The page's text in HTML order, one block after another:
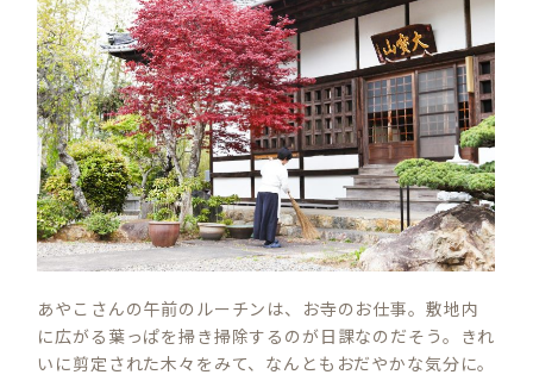
あやこさんの午前のルーチンは、お寺のお仕事。敷地内
に広がる葉っぱを掃き掃除するのが日課なのだそう。きれ
いに剪定された木々をみて、なんともおだやかな気分に。